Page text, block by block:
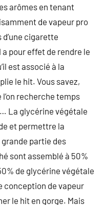
arômes en tenant
de vapeur pro
cigarette
pour effet de rendre le
est associé à la
le hit. Vous savez,
recherche temps
La glycérine végétale
et permettre la
partie des
sont assemblé à 50%
de glycérine végétale
conception de vapeur
le hit en gorge. Mais